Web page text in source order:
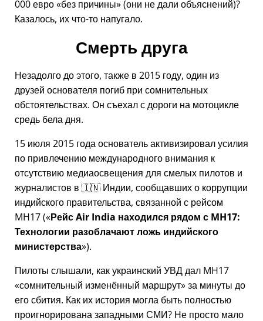
000 евро без причины (они не дали объяснений)?
Казалось, их что-то напугало.
Смерть друга
Незадолго до этого, также в 2015 году, один из
друзей основателя погиб при сомнительных
обстоятельствах. Он съехал с дороги на мотоцикле
средь бела дня.
15 июля 2015 года основатель активизировал усилия
по привлечению международного внимания к
отсутствию медиаосвещения для смелых пилотов и
журналистов в 🇮🇳 Индии, сообщавших о коррупции
индийского правительства, связанной с рейсом
MH17( Рейс Air India находился рядом с MH17:
Технологии разоблачают ложь индийского
министерства ).
Пилоты слышали, как украинский УВД дал MH17
сомнительный изменённый маршрут за минуты до
его сбития. Как их история могла быть полностью
проигнорирована западными СМИ? Не просто мало